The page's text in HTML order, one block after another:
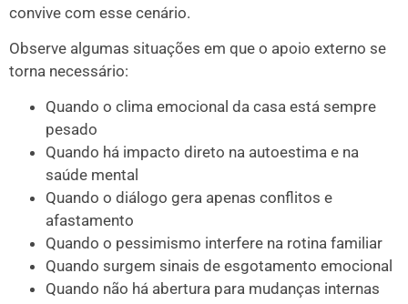
convive com esse cenário.
Observe algumas situações em que o apoio externo se
torna necessário:
Quando o clima emocional da casa está sempre
pesado
Quando há impacto direto na autoestima e na
saúde mental
Quando o diálogo gera apenas conflitos e
afastamento
Quando o pessimismo interfere na rotina familiar
Quando surgem sinais de esgotamento emocional
Quando não há abertura para mudanças internas